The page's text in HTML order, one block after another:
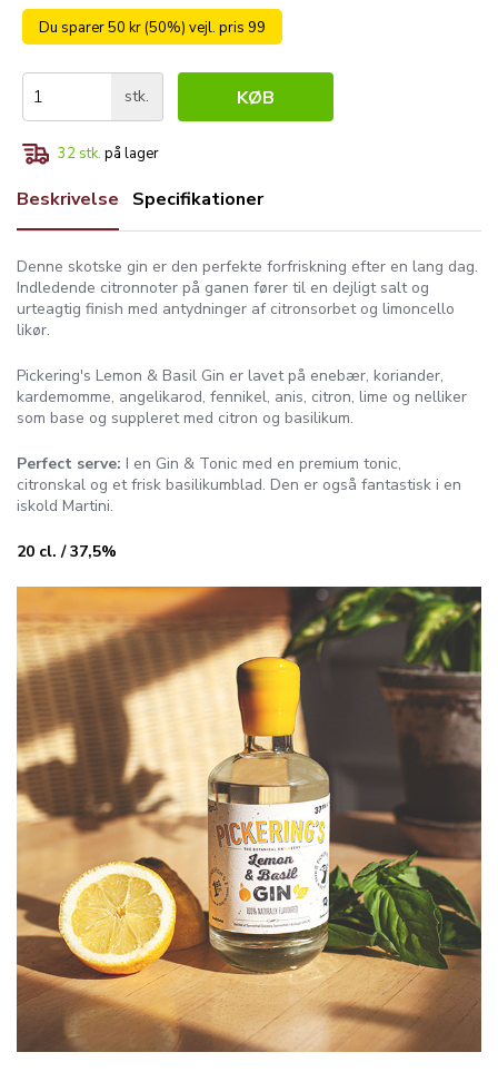
Du sparer 50 kr (50%) vejl. pris 99
stk. KØB
32 stk. på lager
Beskrivelse Specifikationer
Denne skotske gin er den perfekte forfriskning efter en lang dag.
Indledende citronnoter på ganen fører til en dejligt salt og
urteagtig finish med antydninger af citronsorbet og limoncello
likør.
Pickering's Lemon & Basil Gin er lavet på enebær, koriander,
kardemomme, angelikarod, fennikel, anis, citron, lime og nelliker
som base og suppleret med citron og basilikum.
Perfect serve: I en Gin & Tonic med en premium tonic,
citronskal og et frisk basilikumblad. Den er også fantastisk i en
iskold Martini.
20 cl. / 37,5%